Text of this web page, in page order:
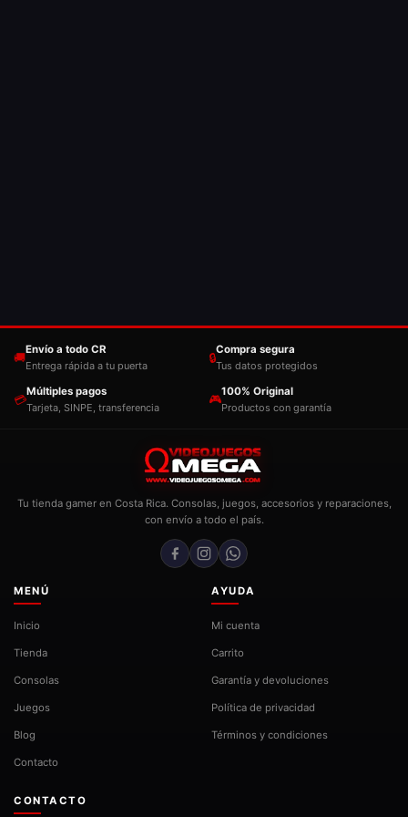
🚚
Envío a todo CR
Entrega rápida a tu puerta
🔒
Compra segura
Tus datos protegidos
💳
Múltiples pagos
Tarjeta, SINPE, transferencia
🎮
100% Original
Productos con garantía
Tu tienda gamer en Costa Rica. Consolas, juegos, accesorios y reparaciones,
con envío a todo el país.
MENÚ
Inicio
Tienda
Consolas
Juegos
Blog
Contacto
AYUDA
Mi cuenta
Carrito
Garantía y devoluciones
Política de privacidad
Términos y condiciones
CONTACTO